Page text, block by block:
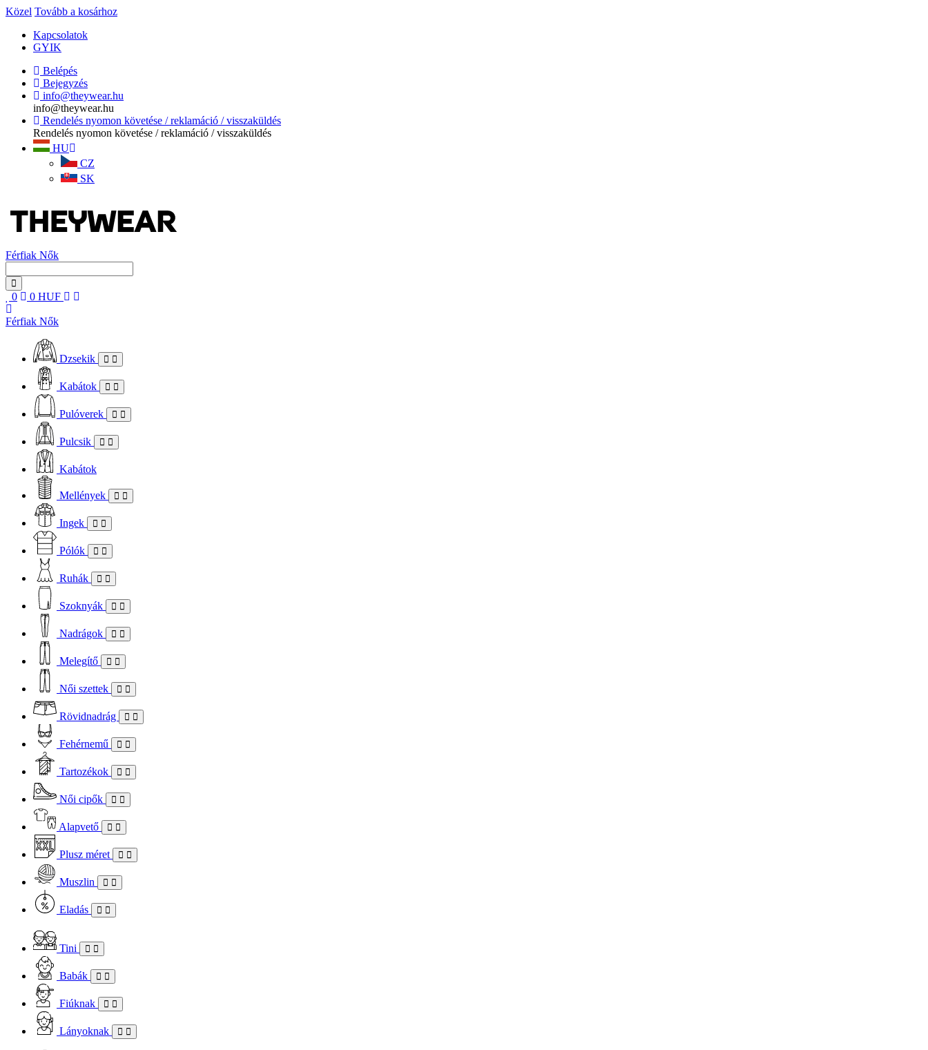
Közel Tovább a kosárhoz
Kapcsolatok
GYIK
Belépés
Bejegyzés
info@theywear.hu
info@theywear.hu
Rendelés nyomon követése / reklamáció / visszaküldés
Rendelés nyomon követése / reklamáció / visszaküldés
HU
CZ
SK
Férfiak Nők
0 0 HUF
Férfiak Nők
Dzsekik
Kabátok
Pulóverek
Pulcsik
Kabátok
Mellények
Ingek
Pólók
Ruhák
Szoknyák
Nadrágok
Melegítő
Női szettek
Rövidnadrág
Fehérnemű
Tartozékok
Női cipők
Alapvető
Plusz méret
Muszlin
Eladás
Tini
Babák
Fiúknak
Lányoknak